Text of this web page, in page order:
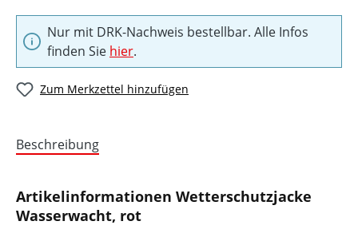
Nur mit DRK-Nachweis bestellbar. Alle Infos
finden Sie hier.
Zum Merkzettel hinzufügen
Beschreibung
Artikelinformationen Wetterschutzjacke
Wasserwacht, rot